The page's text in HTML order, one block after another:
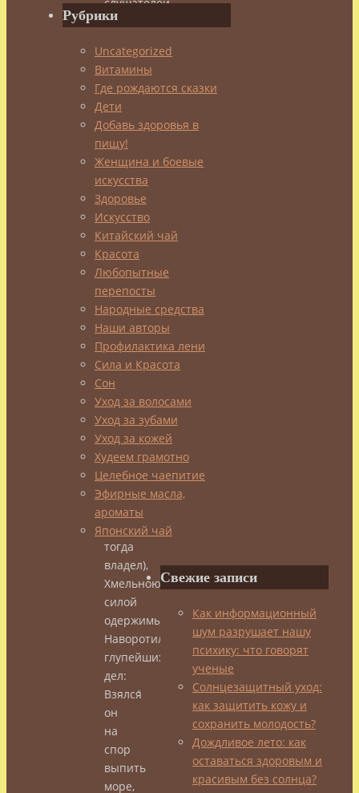
но
для
персонажей
сказки»
А.Ф.Лосев
Три
аистовых
басни
Сказочное
стихотворение-
басня
Раз
как-
то
Ксанф[i],
философ
мнимый
(Эзопом[ii]
он
тогда
владел),
Хмельною
силой
одержимый,
Наворотил
глупейших
дел:
Взялся́
он
на
спор
выпить
море,
Рубрики
Uncategorized
Витамины
Где рождаются сказки
Дети
Добавь здоровья в
пищу!
Женщина и боевые
искусства
Здоровье
Искусство
Китайский чай
Красота
Любопытные
перепосты
Народные средства
Наши авторы
Профилактика лени
Сила и Красота
Сон
Уход за волосами
Уход за зубами
Уход за кожей
Худеем грамотно
Целебное чаепитие
Эфирные масла,
ароматы
Японский чай
Свежие записи
Как информационный
шум разрушает нашу
психику: что говорят
ученые
Солнцезащитный уход:
как защитить кожу и
сохранить молодость?
Дождливое лето: как
оставаться здоровым и
красивым без солнца?